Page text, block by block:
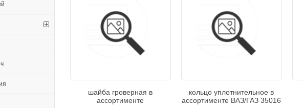
шайба гроверная в
ассортименте
кольцо уплотнительное в
ассортименте ВАЗ/ГАЗ 35016